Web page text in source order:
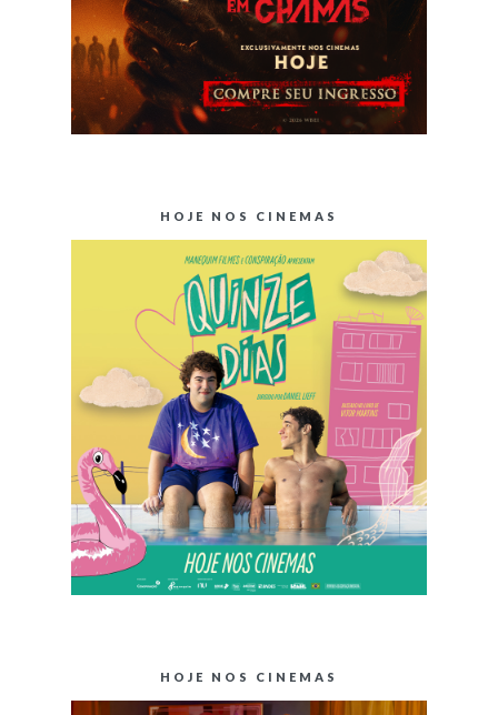
HOJE NOS CINEMAS
HOJE NOS CINEMAS